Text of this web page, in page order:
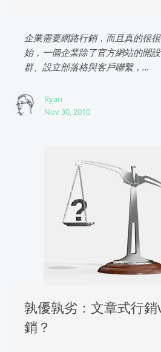
企業需要網路行銷，而且真的很
始，一個企業除了官方網站的開
群、設立部落格與客戶聯繫，...
Ryan
Nov 30, 2010
孰優孰劣：文章式行
銷？